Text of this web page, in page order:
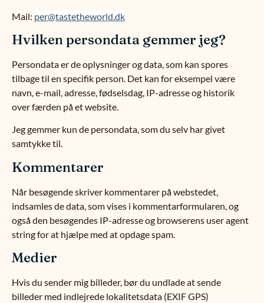
Mail: per@tastetheworld.dk
Hvilken persondata gemmer jeg?
Persondata er de oplysninger og data, som kan spores
tilbage til en specifik person. Det kan for eksempel være
navn, e-mail, adresse, fødselsdag, IP-adresse og historik
over færden på et website.
Jeg gemmer kun de persondata, som du selv har givet
samtykke til.
Kommentarer
Når besøgende skriver kommentarer på webstedet,
indsamles de data, som vises i kommentarformularen, og
også den besøgendes IP-adresse og browserens user agent
string for at hjælpe med at opdage spam.
Medier
Hvis du sender mig billeder, bør du undlade at sende
billeder med indlejrede lokalitetsdata (EXIF GPS)